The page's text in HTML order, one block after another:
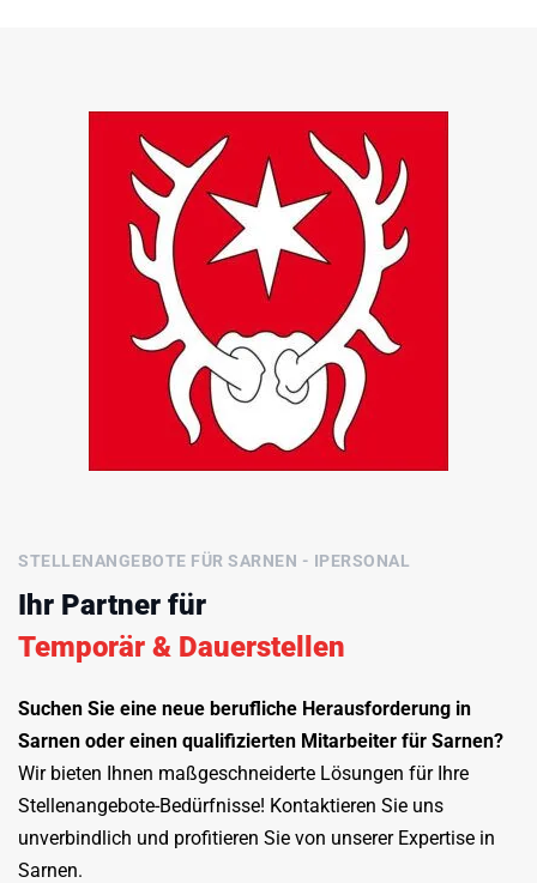
STELLENANGEBOTE FÜR SARNEN - IPERSONAL
Ihr Partner für
Temporär & Dauerstellen
Suchen Sie eine neue berufliche Herausforderung in
Sarnen oder einen qualifizierten Mitarbeiter für Sarnen?
Wir bieten Ihnen maßgeschneiderte Lösungen für Ihre
Stellenangebote-Bedürfnisse! Kontaktieren Sie uns
unverbindlich und profitieren Sie von unserer Expertise in
Sarnen.